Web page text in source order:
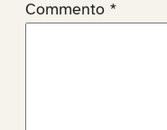
Commento *